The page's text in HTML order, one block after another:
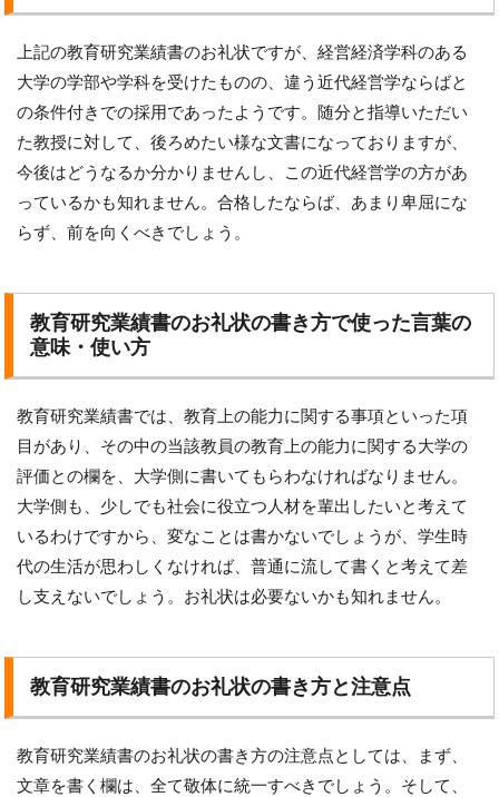
上記の教育研究業績書のお礼状ですが、経営経済学科のある
大学の学部や学科を受けたものの、違う近代経営学ならばと
の条件付きでの採用であったようです。随分と指導いただい
た教授に対して、後ろめたい様な文書になっておりますが、
今後はどうなるか分かりませんし、この近代経営学の方があ
っているかも知れません。合格したならば、あまり卑屈にな
らず、前を向くべきでしょう。
教育研究業績書のお礼状の書き方で使った言葉の
意味・使い方
教育研究業績書では、教育上の能力に関する事項といった項
目があり、その中の当該教員の教育上の能力に関する大学の
評価との欄を、大学側に書いてもらわなければなりません。
大学側も、少しでも社会に役立つ人材を輩出したいと考えて
いるわけですから、変なことは書かないでしょうが、学生時
代の生活が思わしくなければ、普通に流して書くと考えて差
し支えないでしょう。お礼状は必要ないかも知れません。
教育研究業績書のお礼状の書き方と注意点
教育研究業績書のお礼状の書き方の注意点としては、まず、
文章を書く欄は、全て敬体に統一すべきでしょう。そして、